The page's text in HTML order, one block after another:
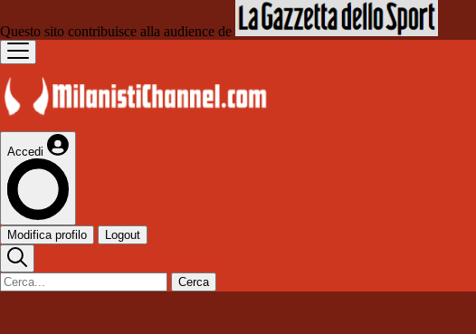
Questo sito contribuisce alla audience de
Accedi
Modifica profilo Logout
Cerca